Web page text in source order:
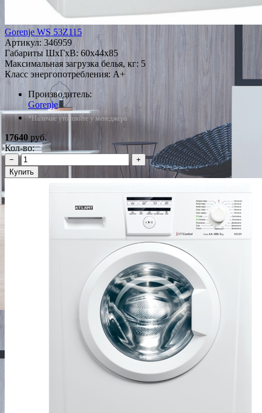
Gorenje WS 53Z115
Артикул: 346959
Габариты ШxГxВ: 60x44x85
Максимальная загрузка белья, кг: 5
Класс энергопотребления: A+
Производитель:
Gorenje
*Наличие уточняйте у менеджера
17640 руб.
Кол-во:
−
+
Купить